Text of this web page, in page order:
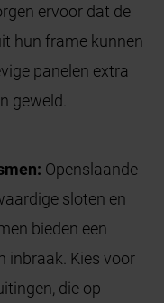
ervoor dat de
hun frame kunnen
panelen extra
geweld.
Openslaande
sloten en
bieden een
inbraak. Kies voor
die op